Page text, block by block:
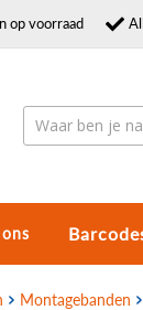
op voorraad
Montagebanden